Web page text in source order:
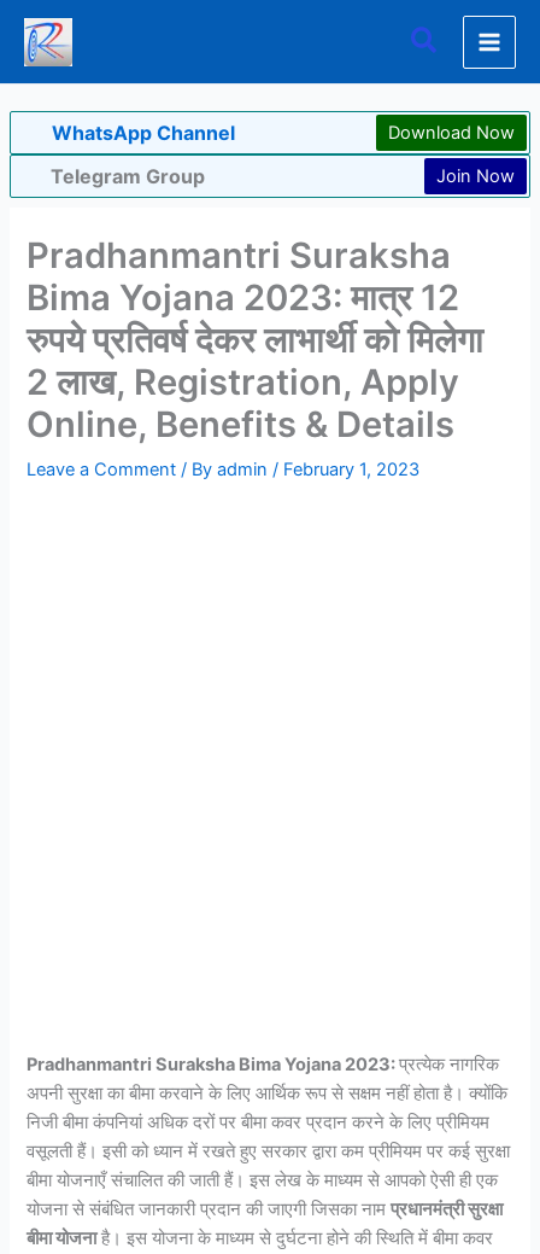
Skip
content
Search
WhatsApp Channel Download Now
Telegram Group Join Now
Pradhanmantri Suraksha
Bima Yojana 2023: मात्र 12
रुपये प्रतिवर्ष देकर लाभार्थी को मिलेगा
2 लाख, Registration, Apply
Online, Benefits & Details
Leave a Comment / Byadmin/ February 1, 2023
Pradhanmantri Suraksha Bima Yojana 2023:प्रत्येक नागरिक
अपनी सुरक्षा का बीमा करवाने के लिए आर्थिक रूप से सक्षम नहीं होता है। क्योंकि
निजी बीमा कंपनियां अधिक दरों पर बीमा कवर प्रदान करने के लिए प्रीमियम
वसूलती हैं। इसी को ध्यान में रखते हुए सरकार द्वारा कम प्रीमियम पर कई सुरक्षा
बीमा योजनाएँ संचालित की जाती हैं। इस लेख के माध्यम से आपको ऐसी ही एक
योजना से संबंधित जानकारी प्रदान की जाएगी जिसका नामप्रधानमंत्री सुरक्षा
बीमा योजनाहै। इस योजना के माध्यम से दुर्घटना होने की स्थिति में बीमा कवर